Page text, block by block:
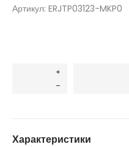
Артикул: ERJTP03123-MKP0
Характеристики